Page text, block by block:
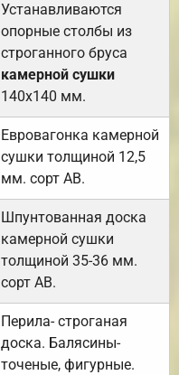
Устанавливаются
опорные столбы из
строганного бруса
камерной сушки
140х140 мм.
Евровагонка камерной
сушки толщиной 12,5
мм. сорт АВ.
Шпунтованная доска
камерной сушки
толщиной 35-36 мм.
сорт АВ.
Перила- строганая
доска. Балясины-
точеные, фигурные.